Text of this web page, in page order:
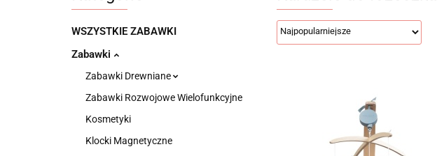
WSZYSTKIE ZABAWKI
Zabawki
Zabawki Drewniane
Zabawki Rozwojowe Wielofunkcyjne
Kosmetyki
Klocki Magnetyczne